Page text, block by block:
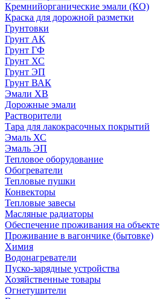
Кремнийорганические эмали (КО)
Краска для дорожной разметки
Грунтовки
Грунт АК
Грунт ГФ
Грунт ХС
Грунт ЭП
Грунт ВАК
Эмали ХВ
Дорожные эмали
Растворители
Тара для лакокрасочных покрытий
Эмаль ХС
Эмаль ЭП
Тепловое оборудование
Обогреватели
Тепловые пушки
Конвекторы
Тепловые завесы
Масляные радиаторы
Обеспечение проживания на объекте
Проживание в вагончике (бытовке)
Химия
Водонагреватели
Пуско-зарядные устройства
Хозяйственные товары
Огнетушители